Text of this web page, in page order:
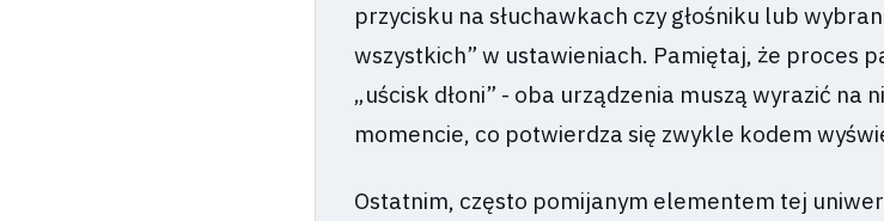
przycisku na słuchawkach czy głośniku lub
wszystkich” w ustawieniach. Pamiętaj, że proces
„uścisk dłoni” - oba urządzenia muszą wyrazić na
momencie, co potwierdza się zwykle kodem
Ostatnim, często pomijanym elementem tej